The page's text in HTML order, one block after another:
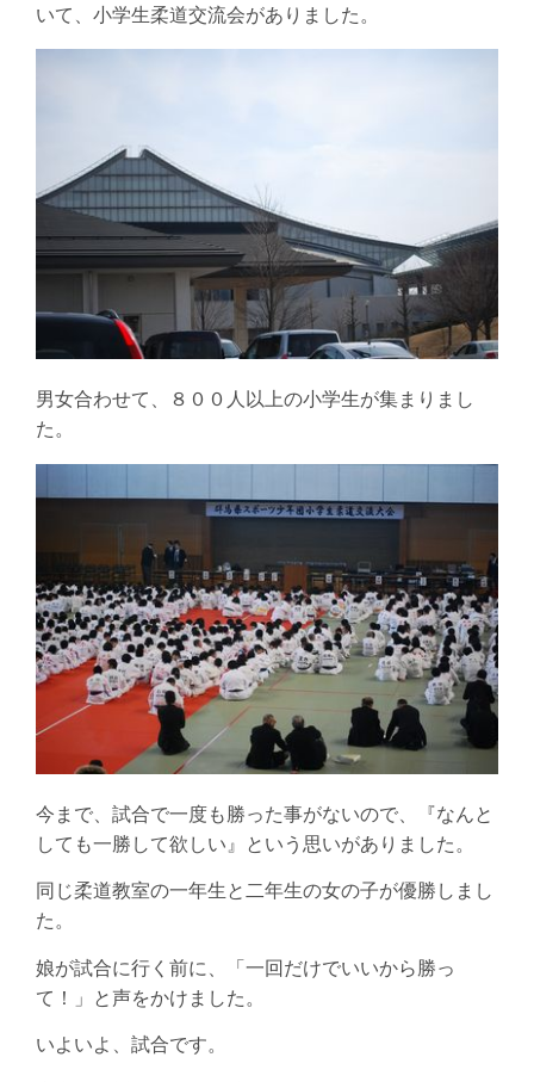
いて、小学生柔道交流会がありました。
男女合わせて、８００人以上の小学生が集まりまし
た。
今まで、試合で一度も勝った事がないので、『なんと
しても一勝して欲しい』という思いがありました。
同じ柔道教室の一年生と二年生の女の子が優勝しまし
た。
娘が試合に行く前に、「一回だけでいいから勝っ
て！」と声をかけました。
いよいよ、試合です。